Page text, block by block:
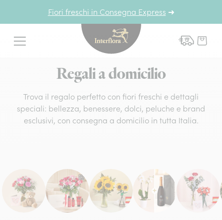
Fiori freschi in Consegna Express ➜
Menu
Interflora - fiori a
Regali a domicilio
Trova il regalo perfetto con fiori freschi e dettagli
speciali: bellezza, benessere, dolci, peluche e brand
esclusivi, con consegna a domicilio in tutta Italia.